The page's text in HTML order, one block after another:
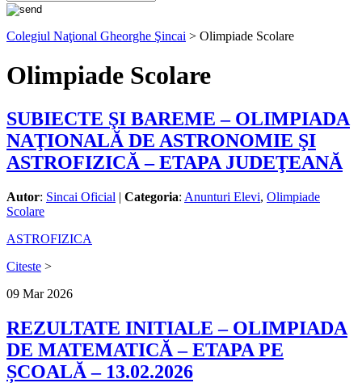
Colegiul Naţional Gheorghe Şincai > Olimpiade Scolare
Olimpiade Scolare
SUBIECTE ŞI BAREME – OLIMPIADA
NAŢIONALĂ DE ASTRONOMIE ŞI
ASTROFIZICĂ – ETAPA JUDEŢEANĂ
Autor: Sincai Oficial | Categoria: Anunturi Elevi, Olimpiade
Scolare
ASTROFIZICA
Citeste >
09 Mar 2026
REZULTATE INITIALE – OLIMPIADA
DE MATEMATICĂ – ETAPA PE
ȘCOALĂ – 13.02.2026